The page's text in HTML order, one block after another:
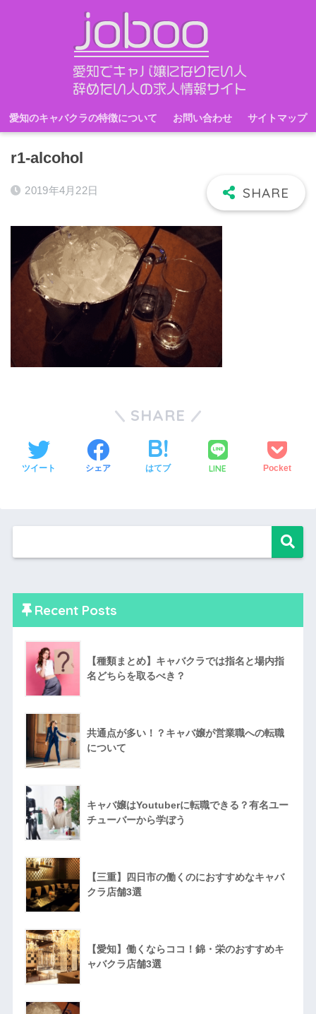
愛知のキャバクラの特徴について お問い合わせ サイトマップ
r1-alcohol
2019年4月22日
SHARE
ツイート シェア はてブ LINE Pocket
Recent Posts
【種類まとめ】キャバクラでは指名と場内指
名どちらを取るべき？
共通点が多い！？キャバ嬢が営業職への転職
について
キャバ嬢はYoutuberに転職できる？有名ユー
チューバーから学ぼう
【三重】四日市の働くのにおすすめなキャバ
クラ店舗3選
【愛知】働くならココ！錦・栄のおすすめキ
ャバクラ店舗3選